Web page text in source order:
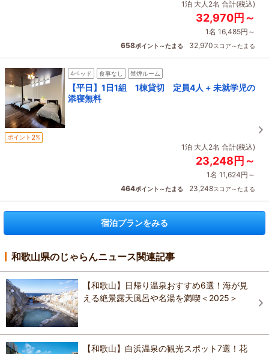
1泊 大人2名 合計(税込)
32,970円～
1名 16,485円～
658ポイント～たまる 32,970スコア～たまる
4ベッド 食事なし 禁煙ルーム
【平日】1日1組 1棟貸切 定員4人 + 未就学児の
添寝無料
ポイント 2%
1泊 大人2名 合計(税込)
23,248円～
1名 11,624円～
464ポイント～たまる 23,248スコア～たまる
宿泊プランをみる
和歌山県のじゃらんニュース関連記事
【和歌山】日帰り温泉おすすめ6選！海が見
える絶景露天風呂や名湯を満喫＜2025＞
【和歌山】白浜温泉の観光スポット7選！花